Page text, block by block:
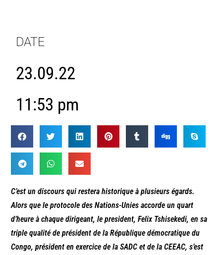
DATE
23.09.22
11:53 pm
C’est un discours qui restera historique à plusieurs égards.
Alors que le protocole des Nations-Unies accorde un quart
d’heure à chaque dirigeant, le president, Felix Tshisekedi, en sa
triple qualité de président de la République démocratique du
Congo, président en exercice de la SADC et de la CEEAC, s’est